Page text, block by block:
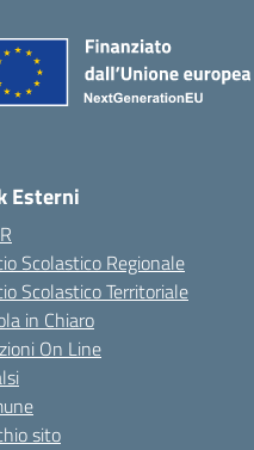
Esterni
Scolastico Regionale
Scolastico Territoriale
in Chiaro
On Line
sito